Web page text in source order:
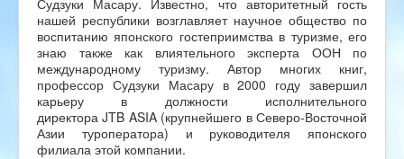
нашей республики возглавляет научное общество по
воспитанию японского гостеприимства в туризме, его
знаю также как влиятельного эксперта ООН по
международному туризму. Автор многих книг,
профессор Судзуки Масару в 2000 году завершил
карьеру в должности исполнительного
директора JTB ASIA (крупнейшего в Северо-Восточной
Азии туроператора) и руководителя японского
филиала этой компании.